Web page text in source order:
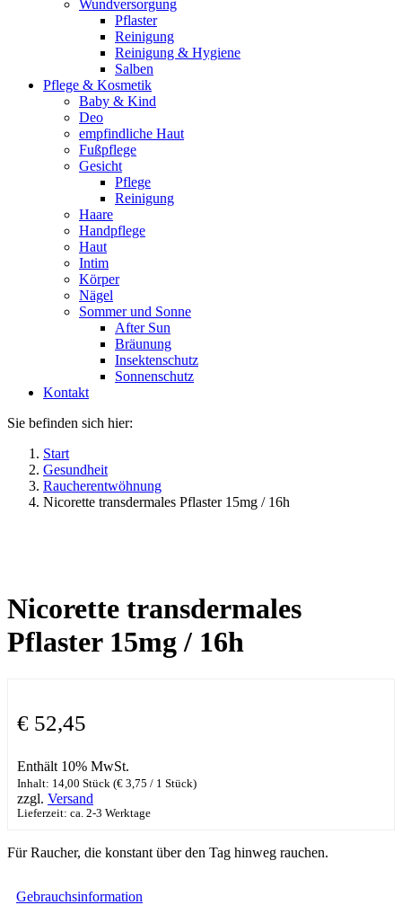
Wundversorgung
Pflaster
Reinigung
Reinigung & Hygiene
Salben
Pflege & Kosmetik
Baby & Kind
Deo
empfindliche Haut
Fußpflege
Gesicht
Pflege
Reinigung
Haare
Handpflege
Haut
Intim
Körper
Nägel
Sommer und Sonne
After Sun
Bräunung
Insektenschutz
Sonnenschutz
Kontakt
Sie befinden sich hier:
Start
Gesundheit
Raucherentwöhnung
Nicorette transdermales Pflaster 15mg / 16h
Nicorette transdermales
Pflaster 15mg / 16h
€ 52,45
Enthält 10% MwSt.
Inhalt: 14,00 Stück (€ 3,75 / 1 Stück)
zzgl. Versand
Lieferzeit: ca. 2-3 Werktage
Für Raucher, die konstant über den Tag hinweg rauchen.
Gebrauchsinformation